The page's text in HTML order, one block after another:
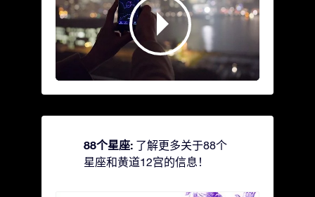
88个星座: 了解更多关于88个
星座和黄道12宫的信息！